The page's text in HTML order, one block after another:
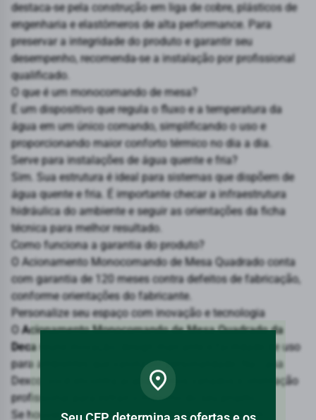
destaca-se pela construção em liga de cobre, plásticos de
engenharia e elastômeros de alta performance. Para
preservar a integridade do produto e garantir seu
desempenho, recomenda-se a instalação por profissional
qualificado.
O que é um monocomando de mesa?
É um dispositivo que regula o fluxo e a temperatura da
água em um único comando, simplificando o uso e
proporcionando maior conforto térmico no dia a dia.
Serve para instalações de água quente e fria?
Sim. Sua estrutura é ideal para sistemas que dispõem de
água quente e fria. É importante checar a infraestrutura
hidráulica do ambiente e seguir as orientações da ficha
técnica para melhor resultado.
Como funciona a garantia do produto?
O Acionamento Monocomando de Mesa Quadrado conta
com garantia de 120 meses contra defeitos de fabricação,
conforme orientações do fabricante.
Personalize seu espaço com inovação e tecnologia
OAcionamento Monocomando de Mesa Quadrado da
Decareúne inovação, design marcante e facilidade de uso
para ambientes que valorizam personalidade. Na Casa
Dexco, você encontra acabamentos variados e orientação
profissional para extrair o máximo do seu projeto.
Se houver dúvidas sobre compatibilidade, entre em